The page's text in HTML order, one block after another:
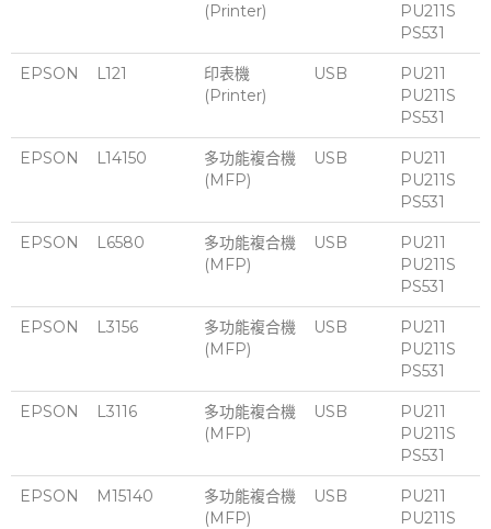
(Printer)
PU211S
PS531
EPSON L121
印表機
(Printer)
USB
PU211
PU211S
PS531
EPSON L14150
多功能複合機
(MFP)
USB
PU211
PU211S
PS531
EPSON L6580
多功能複合機
(MFP)
USB
PU211
PU211S
PS531
EPSON L3156
多功能複合機
(MFP)
USB
PU211
PU211S
PS531
EPSON L3116
多功能複合機
(MFP)
USB
PU211
PU211S
PS531
EPSON M15140
多功能複合機
(MFP)
USB
PU211
PU211S